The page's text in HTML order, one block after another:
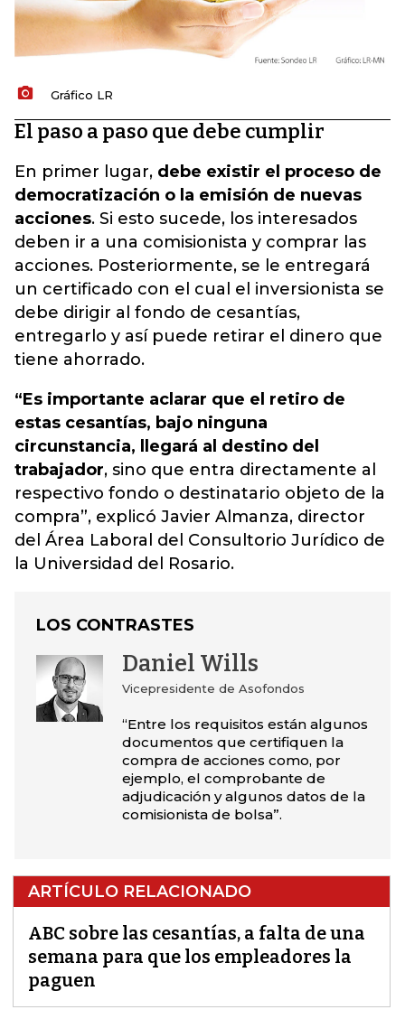
Gráfico LR
El paso a paso que debe cumplir
En primer lugar, debe existir el proceso de
democratización o la emisión de nuevas
acciones. Si esto sucede, los interesados
deben ir a una comisionista y comprar las
acciones. Posteriormente, se le entregará
un certificado con el cual el inversionista se
debe dirigir al fondo de cesantías,
entregarlo y así puede retirar el dinero que
tiene ahorrado.
“Es importante aclarar que el retiro de
estas cesantías, bajo ninguna
circunstancia, llegará al destino del
trabajador, sino que entra directamente al
respectivo fondo o destinatario objeto de la
compra”, explicó Javier Almanza, director
del Área Laboral del Consultorio Jurídico de
la Universidad del Rosario.
LOS CONTRASTES
Daniel Wills
Vicepresidente de Asofondos
“Entre los requisitos están algunos
documentos que certifiquen la
compra de acciones como, por
ejemplo, el comprobante de
adjudicación y algunos datos de la
comisionista de bolsa”.
ARTÍCULO RELACIONADO
ABC sobre las cesantías, a falta de una
semana para que los empleadores la
paguen